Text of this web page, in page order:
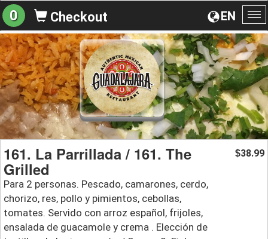
EN
0 Checkout
161. La Parrillada / 161. The
Grilled
Para 2 personas. Pescado, camarones, cerdo,
chorizo, res, pollo y pimientos, cebollas,
tomates. Servido con arroz español, frijoles,
ensalada de guacamole y crema . Elección de
$38.99